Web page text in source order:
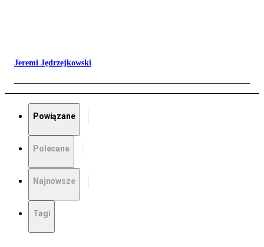
Jeremi Jędrzejkowski
Powiązane
Polecane
Najnowsze
Tagi